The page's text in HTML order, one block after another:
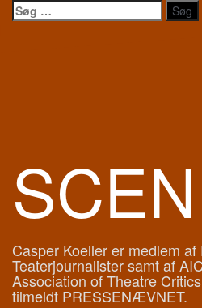
Videre
Søg
efter:
Casper Koeller er medlem
Teaterjournalister samt af
Association of Theatre
tilmeldt PRESSENÆVNET.